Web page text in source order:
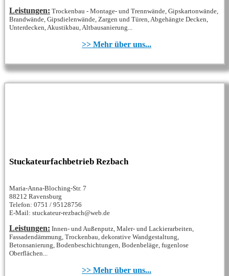
Leistungen: Trockenbau - Montage- und Trennwände, Gipskartonwände,
Brandwände, Gipsdielenwände, Zargen und Türen, Abgehängte Decken,
Unterdecken, Akustikbau, Altbausanierung...
>> Mehr über uns...
Stuckateurfachbetrieb Rezbach
Maria-Anna-Bloching-Str. 7
88212 Ravensburg
Telefon: 0751 / 95128756
E-Mail: stuckateur-rezbach@web.de
Leistungen: Innen- und Außenputz, Maler- und Lackierarbeiten,
Fassadendämmung, Trockenbau, dekorative Wandgestaltung,
Betonsanierung, Bodenbeschichtungen, Bodenbeläge, fugenlose
Oberflächen...
>> Mehr über uns...